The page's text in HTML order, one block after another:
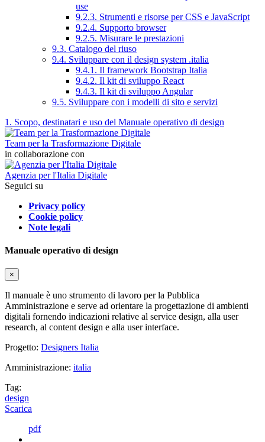
use
9.2.3. Strumenti e risorse per CSS e JavaScript
9.2.4. Supporto browser
9.2.5. Misurare le prestazioni
9.3. Catalogo del riuso
9.4. Sviluppare con il design system .italia
9.4.1. Il framework Bootstrap Italia
9.4.2. Il kit di sviluppo React
9.4.3. Il kit di sviluppo Angular
9.5. Sviluppare con i modelli di sito e servizi
1. Scopo, destinatari e uso del Manuale operativo di design
Team per la Trasformazione Digitale
in collaborazione con
Agenzia per l'Italia Digitale
Seguici su
Privacy policy
Cookie policy
Note legali
Manuale operativo di design
×
Il manuale è uno strumento di lavoro per la Pubblica
Amministrazione e serve ad orientare la progettazione di ambienti
digitali fornendo indicazioni relative al service design, alla user
research, al content design e alla user interface.
Progetto: Designers Italia
Amministrazione: italia
Tag:
design
Scarica
pdf